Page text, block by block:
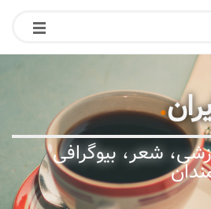
.
شعر، بیوگرافی